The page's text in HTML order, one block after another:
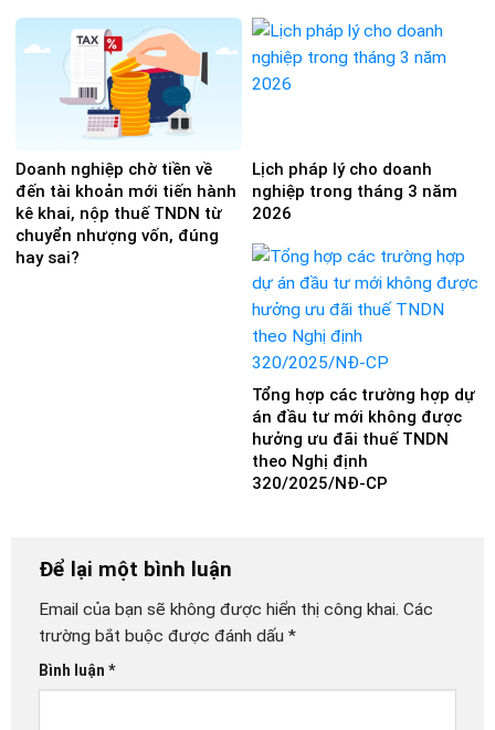
Doanh nghiệp chờ tiền về
đến tài khoản mới tiến hành
kê khai, nộp thuế TNDN từ
chuyển nhượng vốn, đúng
hay sai?
Lịch pháp lý cho doanh
nghiệp trong tháng 3 năm
2026
Tổng hợp các trường hợp dự
án đầu tư mới không được
hưởng ưu đãi thuế TNDN
theo Nghị định
320/2025/NĐ-CP
Để lại một bình luận
Email của bạn sẽ không được hiển thị công khai. Các
trường bắt buộc được đánh dấu *
Bình luận *